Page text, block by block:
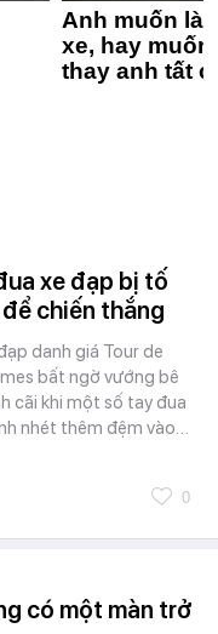
Anh muốn
xe, hay
thay anh tất
xe đạp bị tố
chiến thắng
danh giá Tour de
bất ngờ vướng bê
cãi khi một số tay đua
nhét thêm đệm vào…
0
có một màn trở